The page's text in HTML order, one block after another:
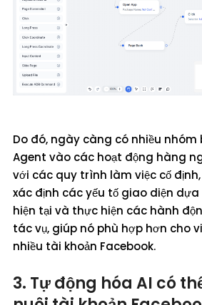
Do đó, ngày càng có nhiều nhóm
Agent vào các hoạt động hàng
với các quy trình làm việc cố
xác định các yếu tố giao diện
hiện tại và thực hiện các hành
tác vụ, giúp nó phù hợp hơn cho
nhiều tài khoản Facebook.
3. Tự động hóa AI có